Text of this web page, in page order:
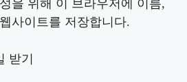
을 위해 이 브라우저에 이름,
사이트를 저장합니다.
받기